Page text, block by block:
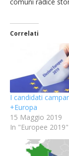
Correlati
I candidati
+Europa
15 Maggio 2019
In "Europee 2019"